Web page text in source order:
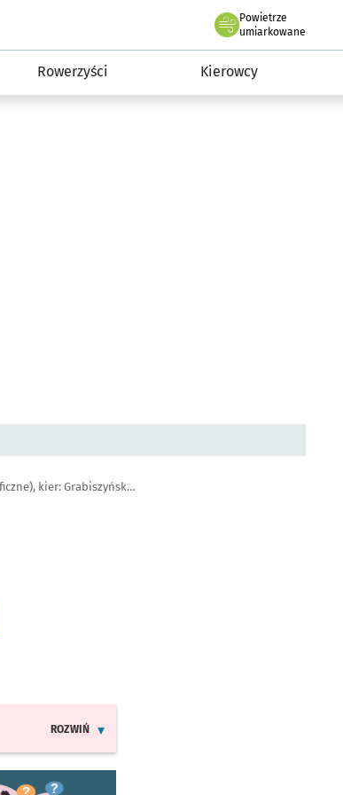
Powietrze
we Wrocławiu
umiarkowane
Rowerzyści Kierowcy
Tramwaj 5, przystanek Pl. Zgody (Muzeum Etnograficzne), kier: Grabiszyńska (Cmentarz)
ROZWIŃ